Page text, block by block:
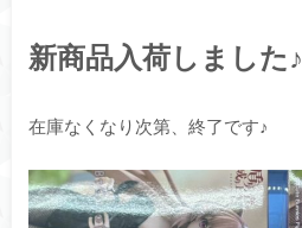
新商品入荷しました♪
在庫なくなり次第、終了です♪